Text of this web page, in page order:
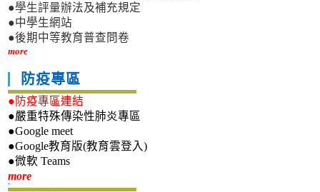
●學生評量辦法及補充規定
●中學生網站
●後期中等教育普查問卷
more
防疫專區
●防疫專區連結
●嚴重特殊傳染性肺炎專區
●Google meet
●Google教育版(教育雲登入)
●微軟 Teams
more新生專區